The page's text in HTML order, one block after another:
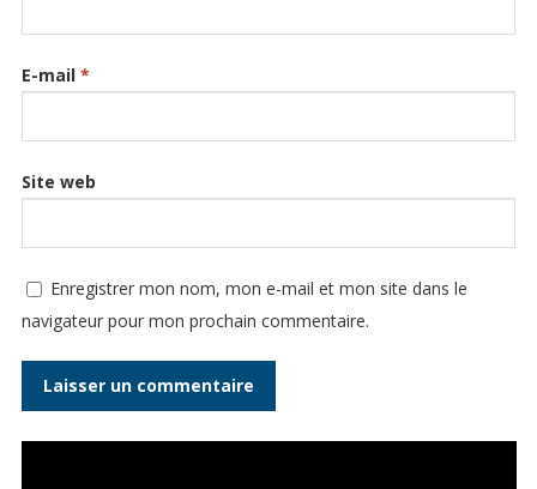
E-mail *
Site web
Enregistrer mon nom, mon e-mail et mon site dans le
navigateur pour mon prochain commentaire.